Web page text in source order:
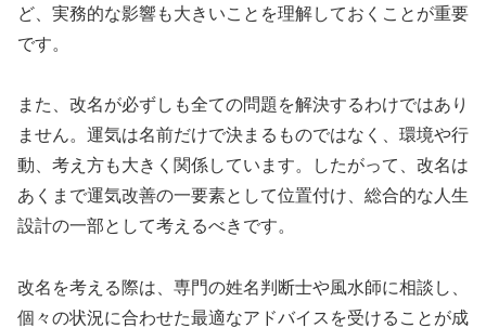
ど、実務的な影響も大きいことを理解しておくことが重要
です。
また、改名が必ずしも全ての問題を解決するわけではあり
ません。運気は名前だけで決まるものではなく、環境や行
動、考え方も大きく関係しています。したがって、改名は
あくまで運気改善の一要素として位置付け、総合的な人生
設計の一部として考えるべきです。
改名を考える際は、専門の姓名判断士や風水師に相談し、
個々の状況に合わせた最適なアドバイスを受けることが成